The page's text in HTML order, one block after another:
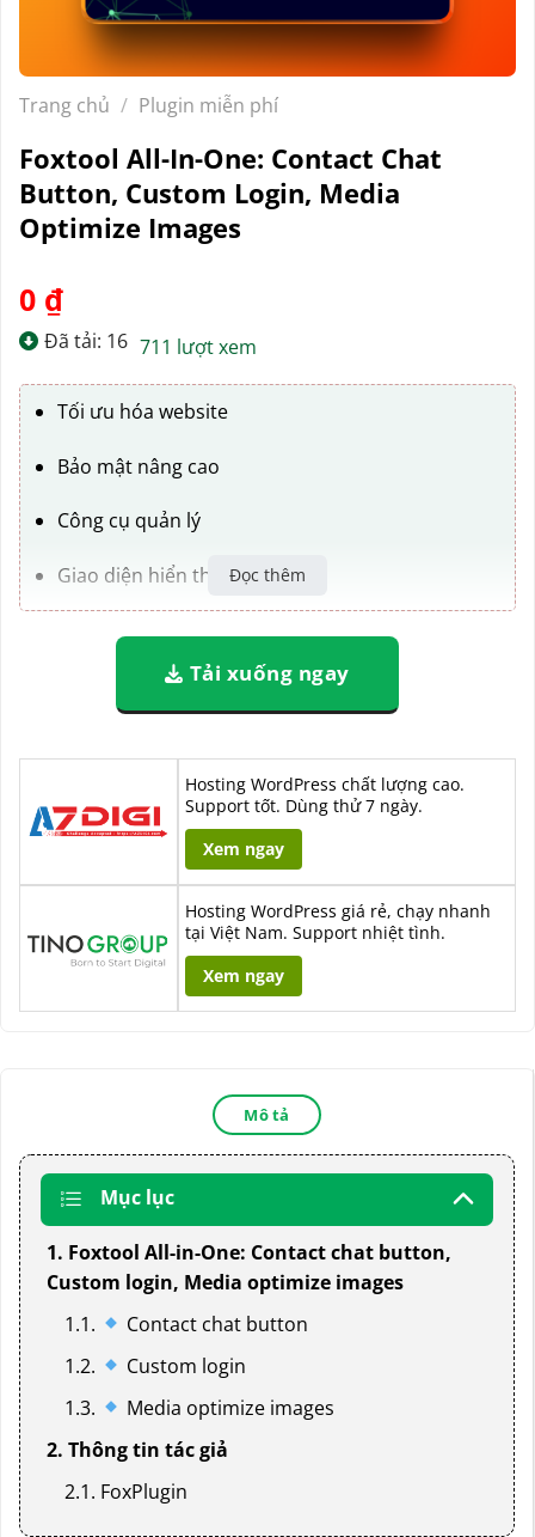
Trang chủ / Plugin miễn phí
Foxtool All-In-One: Contact Chat
Button, Custom Login, Media
Optimize Images
0 ₫
Đã tải: 16 711 lượt xem
Tối ưu hóa website
Bảo mật nâng cao
Công cụ quản lý
Giao diện hiển thị tùy chỉnh
Quản lý media mạnh mẽ
Công cụ tiện ích cho Bài viết và Trang
Tiện ích cho WooCommerce
Phân quyền người dùng
Tùy chỉnh trang đăng nhập WordPress
Tích hợp dịch vụ Google
Chức năng trò chuyện (chat)
Đọc thêm
Tải xuống ngay
Hosting WordPress chất lượng cao.
Support tốt. Dùng thử 7 ngày.
Xem ngay
Hosting WordPress giá rẻ, chạy nhanh
tại Việt Nam. Support nhiệt tình.
Xem ngay
Mô tả
Mục lục
1. Foxtool All-in-One: Contact chat button,
Custom login, Media optimize images
1.1.
Contact chat button
1.2.
Custom login
1.3.
Media optimize images
2. Thông tin tác giả
2.1. FoxPlugin